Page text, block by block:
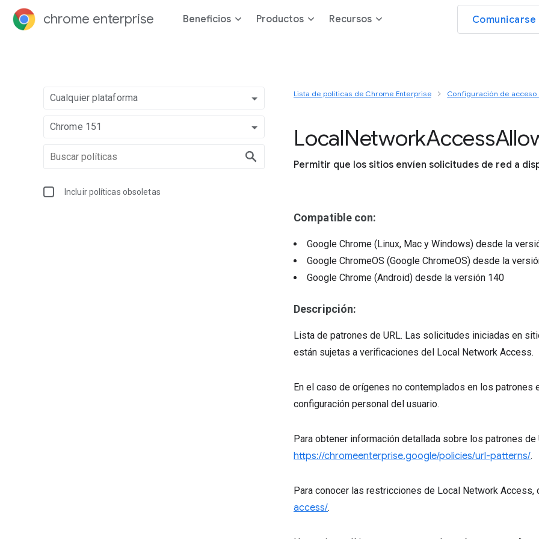
chrome enterprise Beneficios Productos Recursos
Cualquier plataforma
Chrome 151
Incluir políticas obsoletas
Lista de políticas de Chrome Enterprise Configuración de acceso
LocalNetworkAccess
Permitir que los sitios envíen solicitudes de red a
Compatible con:
Google Chrome (Linux, Mac y Windows) desde la
Google ChromeOS (Google ChromeOS) desde la
Google Chrome (Android) desde la versión 140
Descripción:
Lista de patrones de URL. Las solicitudes iniciadas en
están sujetas a verificaciones del Local Network Access.
En el caso de orígenes no contemplados en los
configuración personal del usuario.
Para obtener información detallada sobre los patrones de
https://chromeenterprise.google/policies/url-patterns/.
Para conocer las restricciones de Local Network Access,
access/.